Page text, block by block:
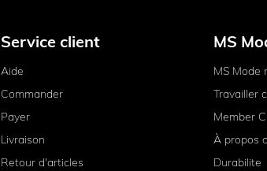
Service client
Aide
Commander
Payer
Livraison
Retour d'articles
MS
MS Mode
Travailler
Member
À propos
Durabilite